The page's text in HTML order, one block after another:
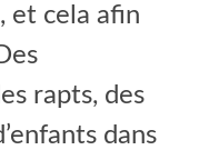
et cela afin
rapts, des
dans